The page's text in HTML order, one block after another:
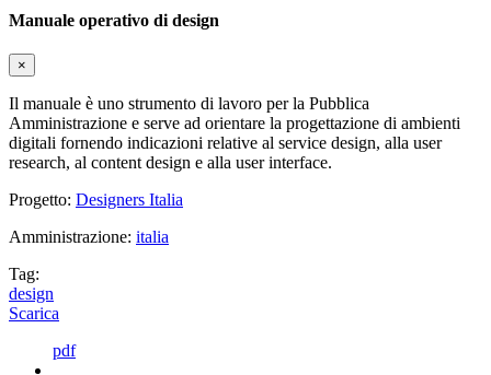
Manuale operativo di design
×
Il manuale è uno strumento di lavoro per la Pubblica
Amministrazione e serve ad orientare la progettazione di ambienti
digitali fornendo indicazioni relative al service design, alla user
research, al content design e alla user interface.
Progetto: Designers Italia
Amministrazione: italia
Tag:
design
Scarica
pdf